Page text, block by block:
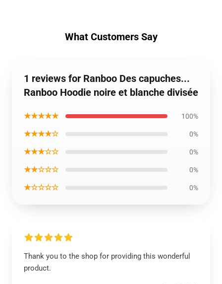
What Customers Say
1 reviews for Ranboo Des capuches...
Ranboo Hoodie noire et blanche divisée
★★★★★ 100%
★★★★☆ 0%
★★★☆☆ 0%
★★☆☆☆ 0%
★☆☆☆☆ 0%
Thank you to the shop for providing this wonderful
product.